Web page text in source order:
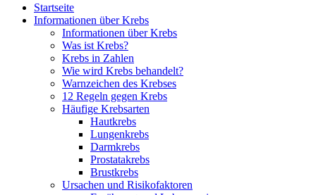
Startseite
Informationen über Krebs
Informationen über Krebs
Was ist Krebs?
Krebs in Zahlen
Wie wird Krebs behandelt?
Warnzeichen des Krebses
12 Regeln gegen Krebs
Häufige Krebsarten
Hautkrebs
Lungenkrebs
Darmkrebs
Prostatakrebs
Brustkrebs
Ursachen und Risikofaktoren